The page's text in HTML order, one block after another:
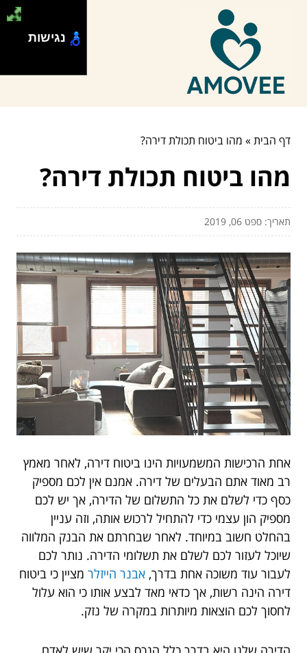
דף הבית» מהו ביטוח תכולת דירה?
מהו ביטוח תכולת דירה?
תאריך: ספט 06, 2019
אחת הרכישות המשמעויות הינו ביטוח דירה, לאחר מאמץ
רב מאוד אתם הבעלים של דירה. אמנם אין לכם מספיק
כסף כדי לשלם את כל התשלום של הדירה, אך יש לכם
מספיק הון עצמי כדי להתחיל לרכוש אותה, וזה עניין
בהחלט חשוב במיוחד. לאחר שבחרתם את הבנק המלווה
שיוכל לעזור לכם לשלם את תשלומי הדירה. נותר לכם
לעבור עוד משוכה אחת בדרך, אבנר הייזלר מציין כי ביטוח
דירה הינה רשות, אך כדאי מאד לבצע אותו כי הוא עלול
לחסוך לכם הוצאות מיותרות במקרה של נזק.
נגישות